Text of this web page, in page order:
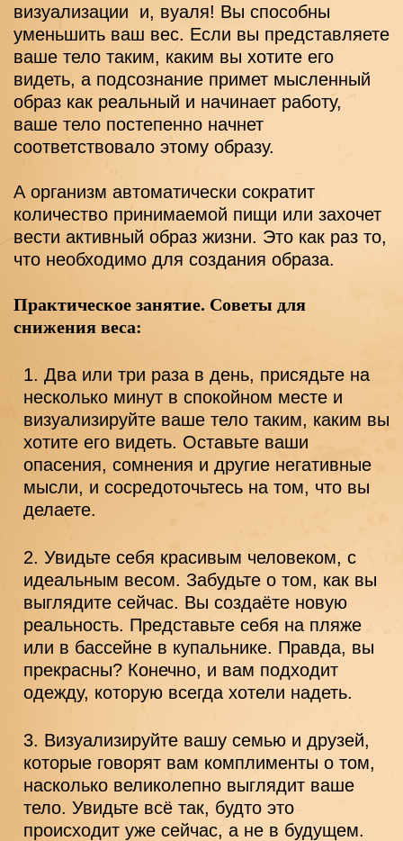
визуализации  и, вуаля! Вы способны
уменьшить ваш вес. Если вы представляете
ваше тело таким, каким вы хотите его
видеть, а подсознание примет мысленный
образ как реальный и начинает работу,
ваше тело постепенно начнет
соответствовало этому образу.
А организм автоматически сократит
количество принимаемой пищи или захочет
вести активный образ жизни. Это как раз то,
что необходимо для создания образа.
Практическое занятие. Советы для
снижения веса:
Два или три раза в день, присядьте на
несколько минут в спокойном месте и
визуализируйте ваше тело таким, каким вы
хотите его видеть. Оставьте ваши
опасения, сомнения и другие негативные
мысли, и сосредоточьтесь на том, что вы
делаете.
Увидьте себя красивым человеком, с
идеальным весом. Забудьте о том, как вы
выглядите сейчас. Вы создаёте новую
реальность. Представьте себя на пляже
или в бассейне в купальнике. Правда, вы
прекрасны? Конечно, и вам подходит
одежду, которую всегда хотели надеть.
Визуализируйте вашу семью и друзей,
которые говорят вам комплименты о том,
насколько великолепно выглядит ваше
тело. Увидьте всё так, будто это
происходит уже сейчас, а не в будущем.